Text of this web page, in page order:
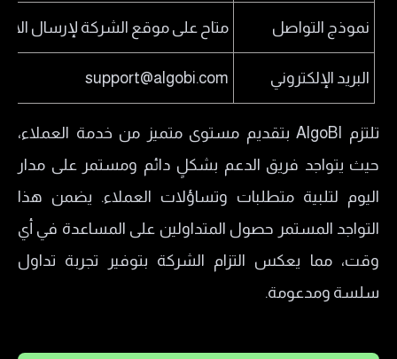
نموذج التواصل متاح على موقع الشركة لإرسال
البريد الإلكتروني support@algobi.com
تلتزم AlgoBI بتقديم مستوى متميز من خدمة العملاء،
حيث يتواجد فريق الدعم بشكلٍ دائم ومستمر على مدار
اليوم لتلبية متطلبات وتساؤلات العملاء. يضمن هذا
التواجد المستمر حصول المتداولين على المساعدة في أي
وقت، مما يعكس التزام الشركة بتوفير تجربة تداول
سلسة ومدعومة.